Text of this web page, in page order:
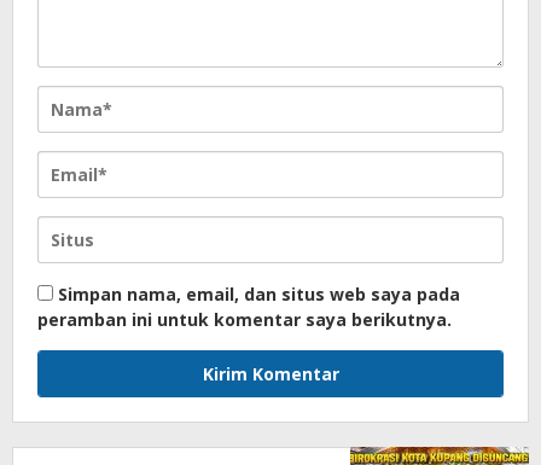
Simpan nama, email, dan situs web saya pada
peramban ini untuk komentar saya berikutnya.